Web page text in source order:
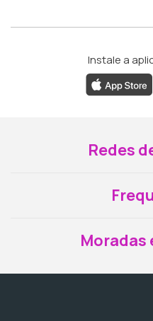
Instale a
Redes
Moradas